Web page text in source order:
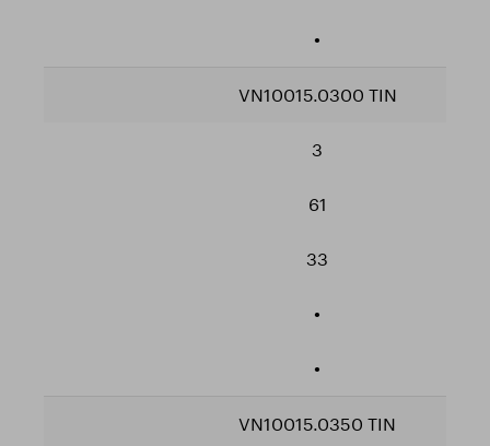
•
VN10015.0300 TIN
3
61
33
•
•
VN10015.0350 TIN